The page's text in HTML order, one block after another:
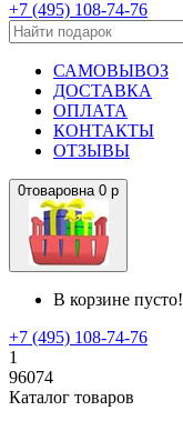
+7 (495) 108-74-76
САМОВЫВОЗ
ДОСТАВКА
ОПЛАТА
КОНТАКТЫ
ОТЗЫВЫ
0товаровна 0 р
В корзине пусто!
+7 (495) 108-74-76
1
96074
Каталог товаров